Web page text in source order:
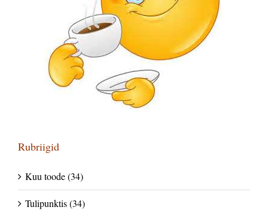
Rubriigid
Kuu toode (34)
Tulipunktis (34)